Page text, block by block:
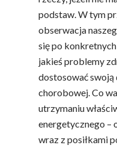
podstaw. W tym
obserwacja
się po
jakieś problemy
dostosować
chorobowej. Co
utrzymaniu
energetycznego –
wraz z posiłkami